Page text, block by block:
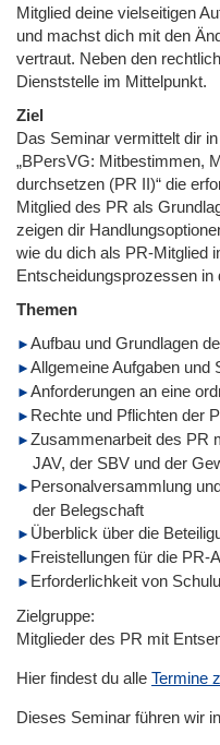
Mitglied deine vielseitigen
und machst dich mit den
vertraut. Neben den
Dienststelle im Mittelpunkt.
Ziel
Das Seminar vermittelt dir
„BPersVG: Mitbestimmen,
durchsetzen (PR II)“ die
Mitglied des PR als
zeigen dir
wie du dich als PR-Mitglied
Entscheidungsprozessen in
Themen
Aufbau und Grundlagen
Allgemeine Aufgaben und
Anforderungen an eine
Rechte und Pflichten der
Zusammenarbeit des PR
JAV, der SBV und der
Personalversammlung
der Belegschaft
Überblick über die
Freistellungen für die PR-
Erforderlichkeit von
Zielgruppe:
Mitglieder des PR mit
Hier findest du alle Termine
Dieses Seminar führen wir in